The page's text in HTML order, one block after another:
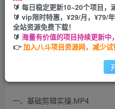
您当前未登录！
一、基础剪辑实操.MP4
🔰 每日稳定更新10~20个项目，
🔰 vip限时特惠，¥29/月，¥79/
全站资源免费下载！
🔰 海量有价值的项目持续更新中
👉加入八斗项目资源网，减少试